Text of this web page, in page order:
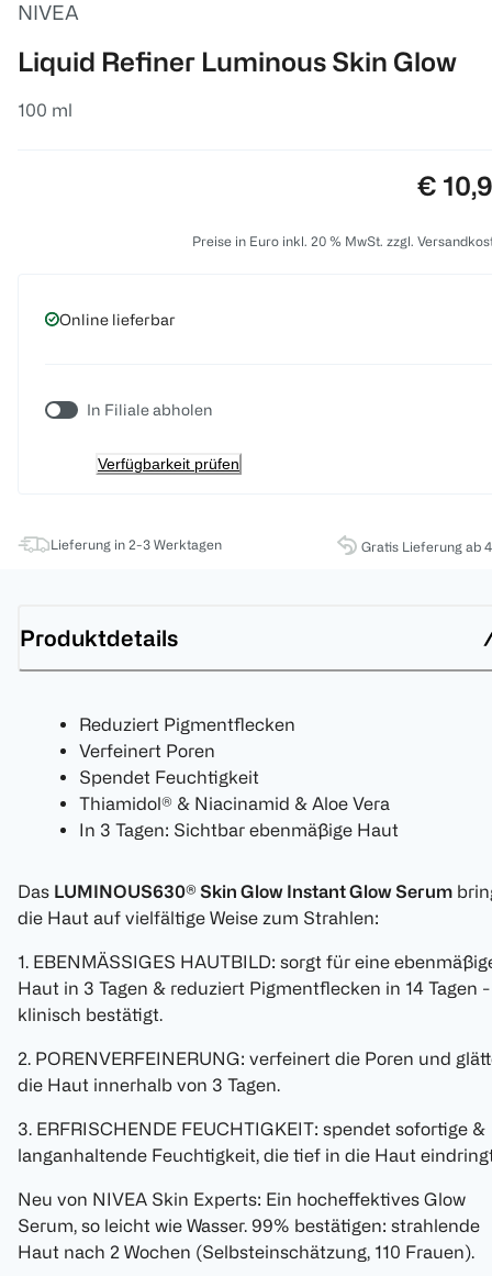
NIVEA
Liquid Refiner Luminous Skin Glow
100 ml
Preis:
€
Preise in Euro inkl. 20 % MwSt. zzgl.
Online lieferbar
In Filiale abholen
Verfügbarkeit prüfen
Lieferung in 2-3 Werktagen Gratis Lieferung ab
Produktdetails
Reduziert Pigmentflecken
Verfeinert Poren
Spendet Feuchtigkeit
Thiamidol® & Niacinamid & Aloe Vera
In 3 Tagen: Sichtbar ebenmäßige Haut
Das LUMINOUS630® Skin Glow Instant Glow Serum
die Haut auf vielfältige Weise zum Strahlen:
1. EBENMÄSSIGES HAUTBILD: sorgt für eine
Haut in 3 Tagen & reduziert Pigmentflecken in 14 Tagen -
klinisch bestätigt.
2. PORENVERFEINERUNG: verfeinert die Poren und
die Haut innerhalb von 3 Tagen.
3. ERFRISCHENDE FEUCHTIGKEIT: spendet sofortige &
langanhaltende Feuchtigkeit, die tief in die Haut
Neu von NIVEA Skin Experts: Ein hocheffektives Glow
Serum, so leicht wie Wasser. 99% bestätigen: strahlende
Haut nach 2 Wochen (Selbsteinschätzung, 110 Frauen).